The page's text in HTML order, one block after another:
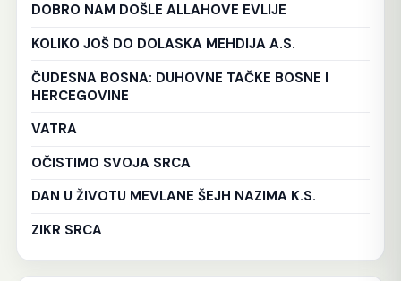
DOBRO NAM DOŠLE ALLAHOVE EVLIJE
KOLIKO JOŠ DO DOLASKA MEHDIJA A.S.
ČUDESNA BOSNA: DUHOVNE TAČKE BOSNE I
HERCEGOVINE
VATRA
OČISTIMO SVOJA SRCA
DAN U ŽIVOTU MEVLANE ŠEJH NAZIMA K.S.
ZIKR SRCA